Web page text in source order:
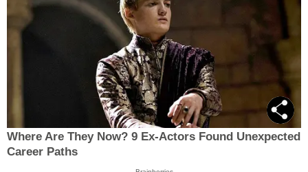
Where Are They Now? 9 Ex-Actors Found Unexpected
Career Paths